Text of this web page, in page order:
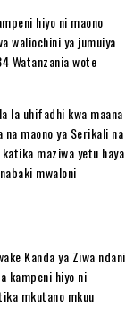
hiyo ni maono
waliochini ya jumuiya
Watanzania wote
la uhifadhi kwa maana
maono ya Serikali na
maziwa yetu haya
mwaloni
Kanda ya Ziwa ndani
kampeni hiyo ni
mkutano mkuu